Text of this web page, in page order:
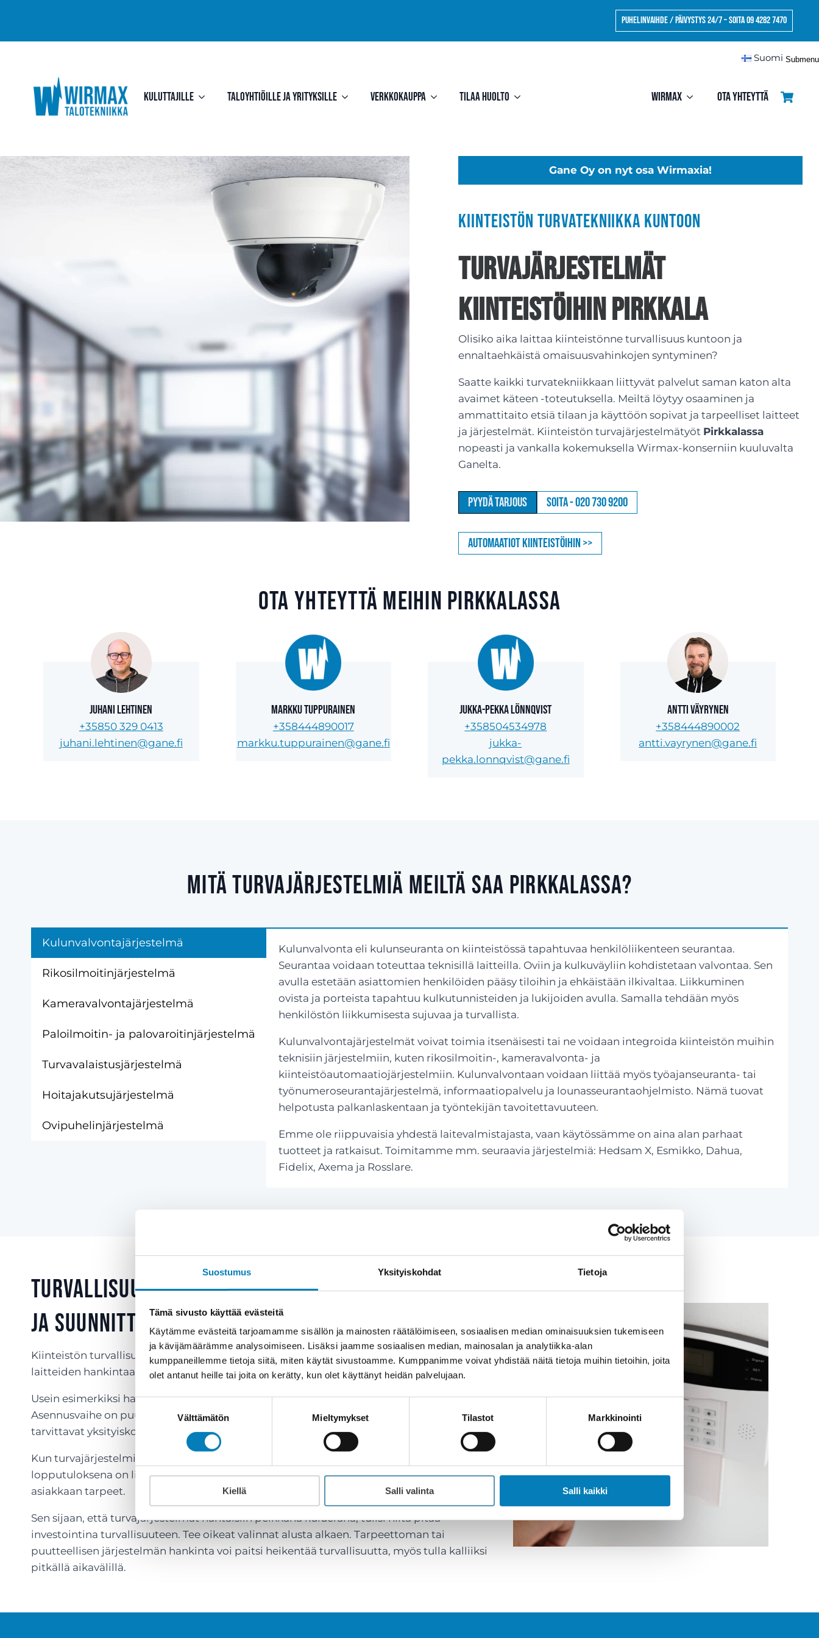
Suostumus Yksityiskohdat Tietoja
Tämä sivusto käyttää evästeitä
Käytämme evästeitä tarjoamamme sisällön ja mainosten räätälöimiseen, sosiaalisen median ominaisuuksien tukemiseen
ja kävijämäärämme analysoimiseen. Lisäksi jaamme sosiaalisen median, mainosalan ja analytiikka-alan
kumppaneillemme tietoja siitä, miten käytät sivustoamme. Kumppanimme voivat yhdistää näitä tietoja muihin tietoihin, joita
olet antanut heille tai joita on kerätty, kun olet käyttänyt heidän palvelujaan.
Suostumuksen
valinta
Välttämätön Mieltymykset Tilastot Markkinointi
Kiellä Salli valinta Salli kaikki
Puhelinvaihde / Päivystys 24/7 – Soita 09 4282 7470
Suomi
Kuluttajille Taloyhtiöille ja yrityksille Verkkokauppa Tilaa huolto Wirmax Ota yhteyttä
Gane Oy on nyt osa Wirmaxia!
Kiinteistön turvatekniikka kuntoon
Turvajärjestelmät
kiinteistöihin Pirkkala
Olisiko aika laittaa kiinteistönne turvallisuus kuntoon ja
ennaltaehkäistä omaisuusvahinkojen syntyminen?
Saatte kaikki turvatekniikkaan liittyvät palvelut saman katon alta
avaimet käteen -toteutuksella. Meiltä löytyy osaaminen ja
ammattitaito etsiä tilaan ja käyttöön sopivat ja tarpeelliset laitteet
ja järjestelmät. Kiinteistön turvajärjestelmätyöt Pirkkalassa
nopeasti ja vankalla kokemuksella Wirmax-konserniin kuuluvalta
Ganelta.
Pyydä tarjous Soita - 020 730 9200
Automaatiot kiinteistöihin >>
Ota yhteyttä meihin Pirkkalassa
Juhani Lehtinen
+35850 329 0413
juhani.lehtinen@gane.fi
Markku Tuppurainen
+358444890017
markku.tuppurainen@gane.fi
Jukka-Pekka Lönnqvist
+358504534978
jukka-
pekka.lonnqvist@gane.fi
Antti Väyrynen
+358444890002
antti.vayrynen@gane.fi
Mitä turvajärjestelmiä meiltä saa Pirkkalassa?
Kulunvalvontajärjestelmä
Rikosilmoitinjärjestelmä
Kameravalvontajärjestelmä
Paloilmoitin- ja palovaroitinjärjestelmä
Turvavalaistusjärjestelmä
Hoitajakutsujärjestelmä
Ovipuhelinjärjestelmä
Kulunvalvonta eli kulunseuranta on kiinteistössä tapahtuvaa henkilöliikenteen seurantaa.
Seurantaa voidaan toteuttaa teknisillä laitteilla. Oviin ja kulkuväyliin kohdistetaan valvontaa. Sen
avulla estetään asiattomien henkilöiden pääsy tiloihin ja ehkäistään ilkivaltaa. Liikkuminen
ovista ja porteista tapahtuu kulkutunnisteiden ja lukijoiden avulla. Samalla tehdään myös
henkilöstön liikkumisesta sujuvaa ja turvallista.
Kulunvalvontajärjestelmät voivat toimia itsenäisesti tai ne voidaan integroida kiinteistön muihin
teknisiin järjestelmiin, kuten rikosilmoitin-, kameravalvonta- ja
kiinteistöautomaatiojärjestelmiin. Kulunvalvontaan voidaan liittää myös työajanseuranta- tai
työnumeroseurantajärjestelmä, informaatiopalvelu ja lounasseurantaohjelmisto. Nämä tuovat
helpotusta palkanlaskentaan ja työntekijän tavoitettavuuteen.
Emme ole riippuvaisia yhdestä laitevalmistajasta, vaan käytössämme on aina alan parhaat
tuotteet ja ratkaisut. Toimitamme mm. seuraavia järjestelmiä: Hedsam X, Esmikko, Dahua,
Fidelix, Axema ja Rosslare.
Turvallisuus vaatii kokonaisvaltaista ymmärrystä
ja suunnittelua
Kiinteistön turvallisuuden takaaminen vaatii kokonaisvaltaista suunnittelua, ei pelkkää
laitteiden hankintaa sieltä sun täältä.
Usein esimerkiksi hankitaan kamerat kiinteistöön ilman ymmärrystä kokonaistarpeesta.
Asennusvaihe on puutteellinen, jolloin kuvataan väärää kohtaa tai kuvasta ei erotu
tarvittavat yksityiskohdat. Pelkkä kamera ei ole automaattisesti turvallisuuden tae.
Kun turvajärjestelmiä ei suunnittele ja toteuta turvallisuusalan ammattilainen,
lopputuloksena on liian usein pelkkä rahan tuhlaus. Ammattilainen osaa kysyä ja kartoittaa
asiakkaan tarpeet.
Sen sijaan, että turvajärjestelmät nähtäisiin pelkkänä kulueränä, tulisi niitä pitää
investointina turvallisuuteen. Tee oikeat valinnat alusta alkaen. Tarpeettoman tai
puutteellisen järjestelmän hankinta voi paitsi heikentää turvallisuutta, myös tulla kalliiksi
pitkällä aikavälillä.